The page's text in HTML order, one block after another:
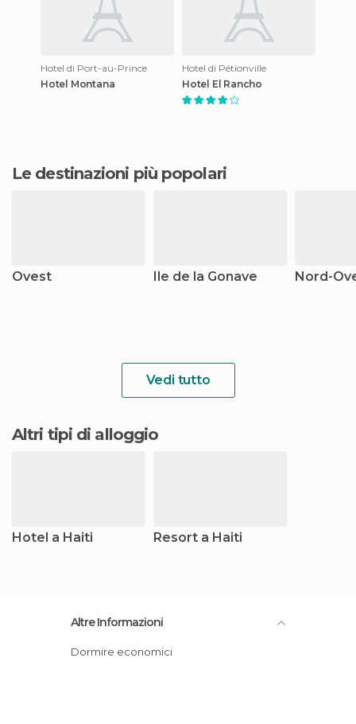
Hotel di Port-au-Prince
Hotel Montana
Hotel di Pétionville
Hotel El Rancho
Le destinazioni più popolari
Ovest Ile de la Gonave Nord-
Vedi tutto
Altri tipi di alloggio
Hotel a Haiti Resort a Haiti
Altre Informazioni
Dormire economici